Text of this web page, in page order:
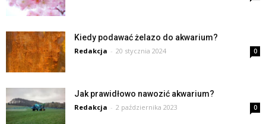
Kiedy podawać żelazo do akwarium?
Redakcja - 20 stycznia 2024 0
Jak prawidłowo nawozić akwarium?
Redakcja - 2 października 2023 0